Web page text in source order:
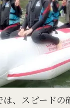
、スピードの